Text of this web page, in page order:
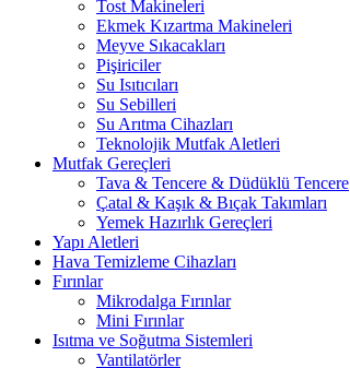
Tost Makineleri
Ekmek Kızartma Makineleri
Meyve Sıkacakları
Pişiriciler
Su Isıtıcıları
Su Sebilleri
Su Arıtma Cihazları
Teknolojik Mutfak Aletleri
Mutfak Gereçleri
Tava & Tencere & Düdüklü Tencere
Çatal & Kaşık & Bıçak Takımları
Yemek Hazırlık Gereçleri
Yapı Aletleri
Hava Temizleme Cihazları
Fırınlar
Mikrodalga Fırınlar
Mini Fırınlar
Isıtma ve Soğutma Sistemleri
Vantilatörler